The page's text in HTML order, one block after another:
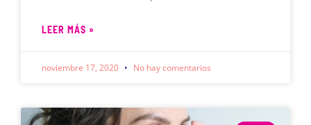
LEER MÁS »
noviembre 17, 2020 No hay comentarios